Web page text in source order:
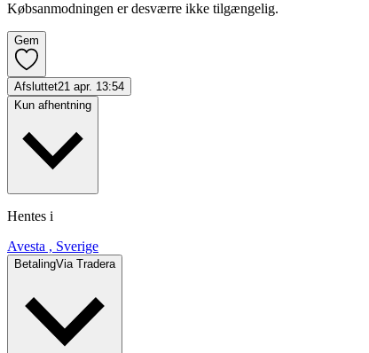
Købsanmodningen er desværre ikke tilgængelig.
Gem
Afsluttet21 apr. 13:54
Kun afhentning
Hentes i
Avesta , Sverige
BetalingVia Tradera